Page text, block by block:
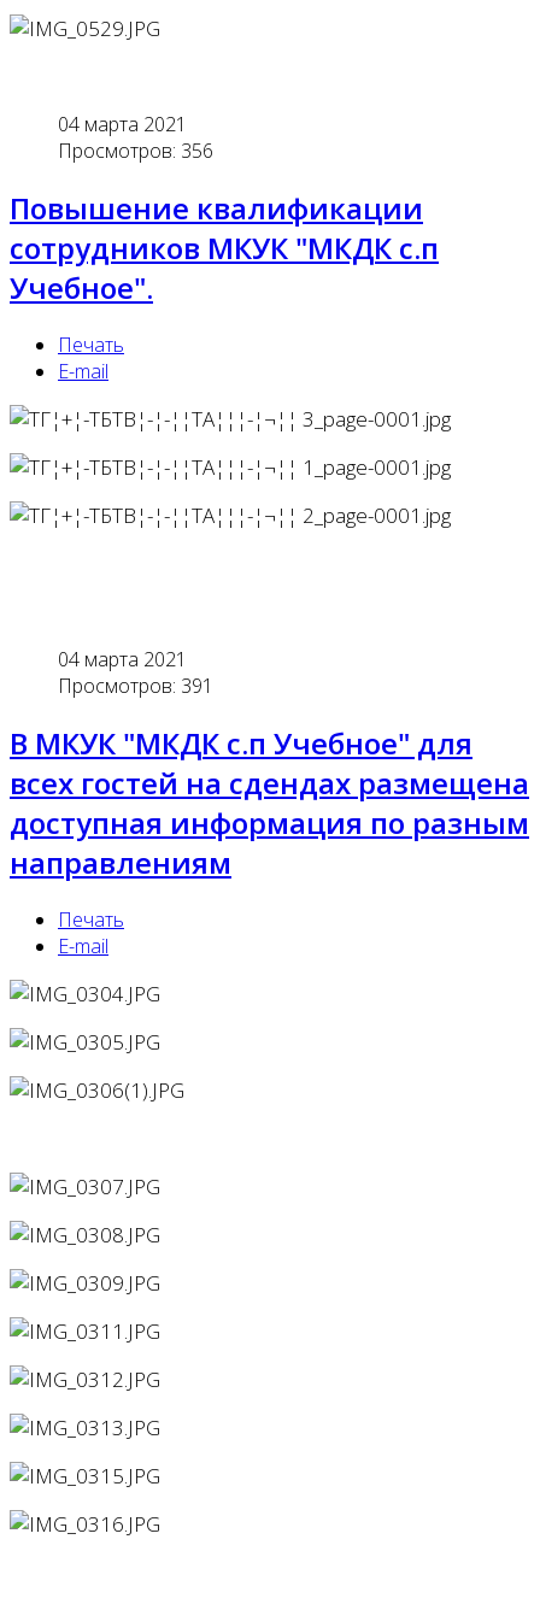
04 марта 2021
Просмотров: 356
Повышение квалификации
сотрудников МКУК "МКДК с.п
Учебное".
Печать
E-mail
04 марта 2021
Просмотров: 391
В МКУК "МКДК с.п Учебное" для
всех гостей на сдендах размещена
доступная информация по разным
направлениям
Печать
E-mail